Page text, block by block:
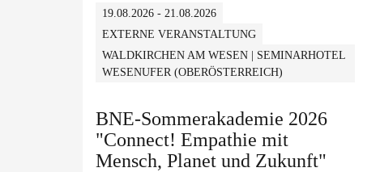
19.08.2026 - 21.08.2026
EXTERNE VERANSTALTUNG
WALDKIRCHEN AM WESEN | SEMINARHOTEL
WESENUFER (OBERÖSTERREICH)
BNE-Sommerakademie 2026
"Connect! Empathie mit
Mensch, Planet und Zukunft"